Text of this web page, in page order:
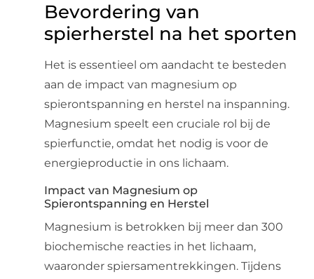
Bevordering van
spierherstel na het sporten
Het is essentieel om aandacht te besteden
aan de impact van magnesium op
spierontspanning en herstel na inspanning.
Magnesium speelt een cruciale rol bij de
spierfunctie, omdat het nodig is voor de
energieproductie in ons lichaam.
Impact van Magnesium op
Spierontspanning en Herstel
Magnesium is betrokken bij meer dan 300
biochemische reacties in het lichaam,
waaronder spiersamentrekkingen. Tijdens